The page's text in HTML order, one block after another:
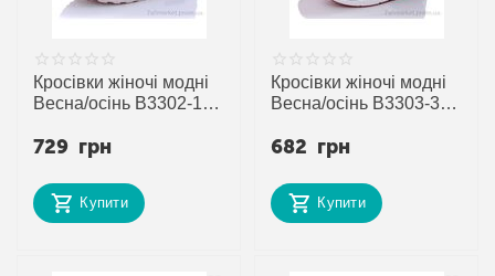
Кросівки жіночі модні
Весна/осінь B3302-19
Demax 2" недорого
постачальника
729 грн
Купити
Кросівки жіночі модні
Весна/осінь B3303-3 (8
Demax 2" недорого
постачальника
682 грн
Купити